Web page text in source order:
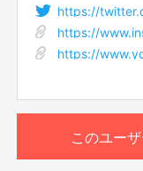
どんどん竹が生えてくる
こにつながるのです。竹
うと思うのです。
https://
https://
https://
このユー